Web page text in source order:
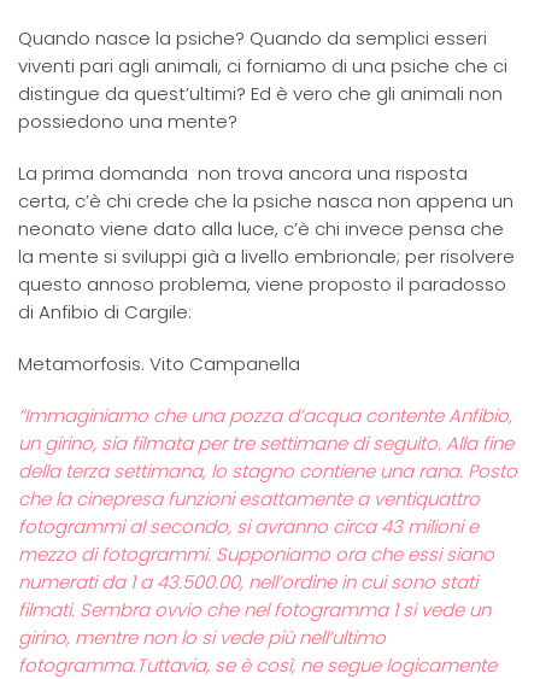
Quando nasce la psiche? Quando da semplici esseri
viventi pari agli animali, ci forniamo di una psiche che ci
distingue da quest’ultimi? Ed è vero che gli animali non
possiedono una mente?
La prima domanda non trova ancora una risposta
certa, c’è chi crede che la psiche nasca non appena un
neonato viene dato alla luce, c’è chi invece pensa che
la mente si sviluppi già a livello embrionale; per risolvere
questo annoso problema, viene proposto il paradosso
di Anfibio di Cargile:
Metamorfosis. Vito Campanella
“Immaginiamo che una pozza d’acqua contente Anfibio,
un girino, sia filmata per tre settimane di seguito. Alla fine
della terza settimana, lo stagno contiene una rana. Posto
che la cinepresa funzioni esattamente a ventiquattro
fotogrammi al secondo, si avranno circa 43 milioni e
mezzo di fotogrammi. Supponiamo ora che essi siano
numerati da 1 a 43.500.00, nell’ordine in cui sono stati
filmati. Sembra ovvio che nel fotogramma 1 si vede un
girino, mentre non lo si vede più nell’ultimo
fotogramma.Tuttavia, se è così, ne segue logicamente